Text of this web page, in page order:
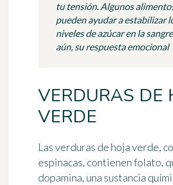
tu tensión. Algunos
pueden ayudar a estabilizar
niveles de azúcar en la
aún, su respuesta emocional
VERDURAS DE
VERDE
Las verduras de hoja verde,
espinacas, contienen folato,
dopamina, una sustancia